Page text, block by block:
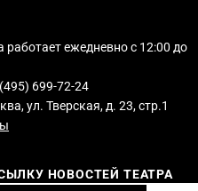
работает ежедневно с 12:00 до
699-72-24
ул. Тверская, д. 23, стр.1
НОВОСТЕЙ ТЕАТРА